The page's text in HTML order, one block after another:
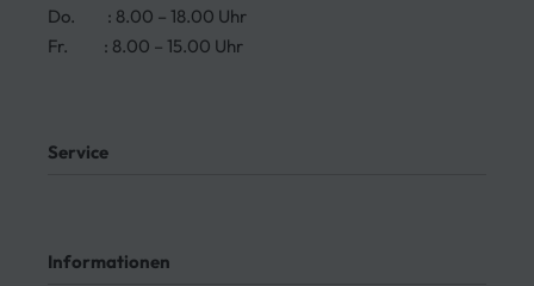
Do. : 8.00 – 18.00 Uhr
Fr. : 8.00 – 15.00 Uhr
Service
Meine Bestellungen
Informationen